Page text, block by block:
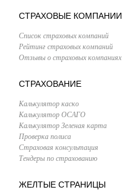
СТРАХОВЫЕ КОМПАНИИ
Список страховых компаний
Рейтинг страховых компаний
Отзывы о страховых компаниях
СТРАХОВАНИЕ
Калькулятор каско
Калькулятор ОСАГО
Калькулятор Зеленая карта
Проверка полиса
Страховая консультация
Тендеры по страхованию
ЖЕЛТЫЕ СТРАНИЦЫ